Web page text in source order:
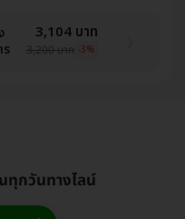
3,104 บาท
3,200 บาท -3%
กวันทางไลน์